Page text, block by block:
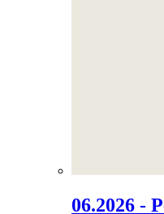
06.2026 -